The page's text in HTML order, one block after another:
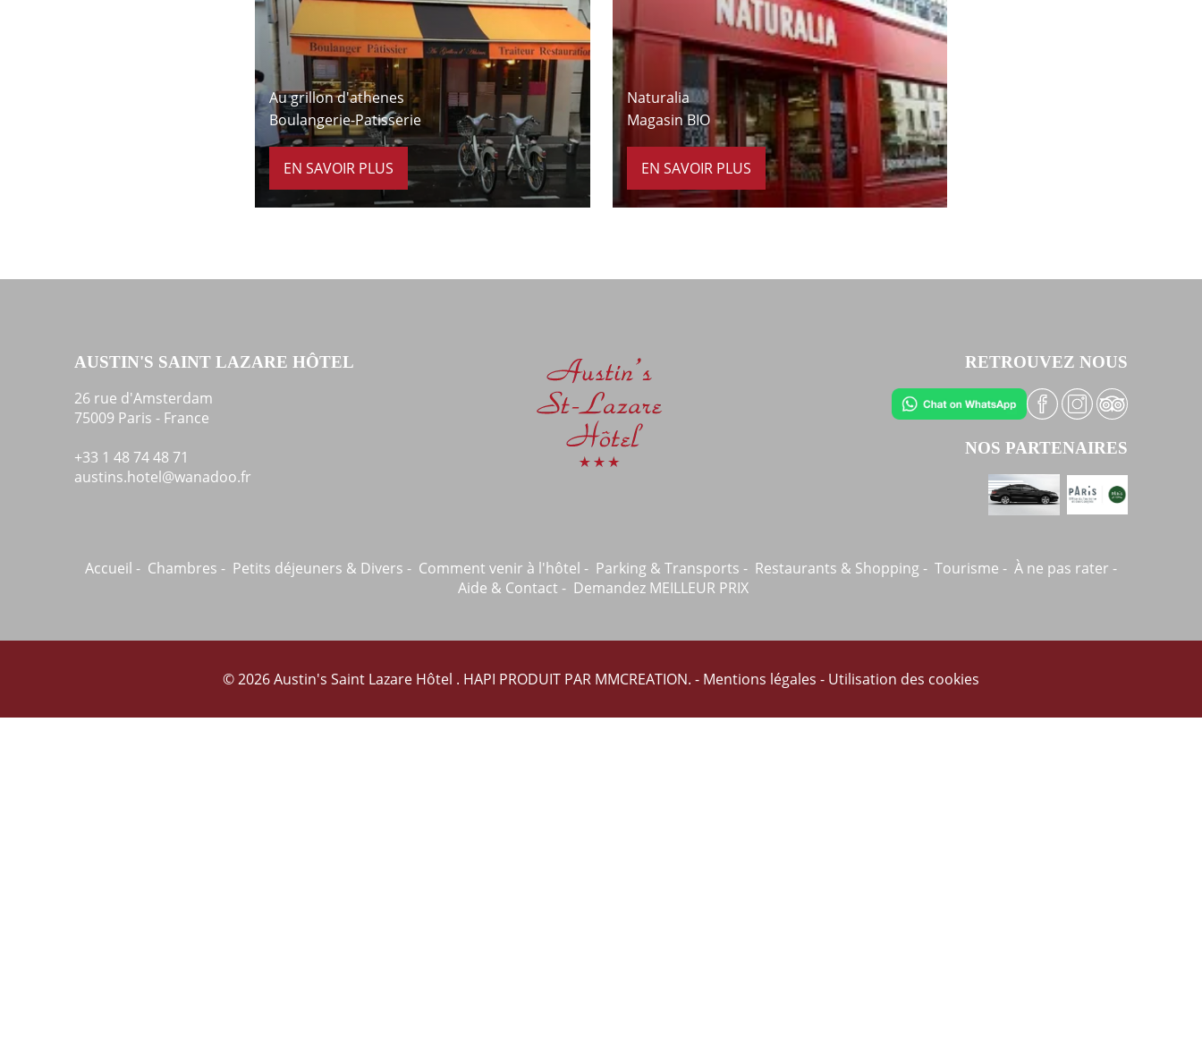
Au grillon d'athenes
Boulangerie-Patisserie
EN SAVOIR PLUS
Naturalia
Magasin BIO
EN SAVOIR PLUS
AUSTIN'S SAINT LAZARE HÔTEL
26 rue d'Amsterdam
75009 Paris - France
+33 1 48 74 48 71
austins.hotel@wanadoo.fr
RETROUVEZ NOUS
NOS PARTENAIRES
Accueil Chambres Petits déjeuners & Divers Comment venir à l'hôtel Parking & Transports Restaurants & Shopping Tourisme
À ne pas rater
Aide & Contact
Demandez MEILLEUR PRIX
© 2026 Austin's Saint Lazare Hôtel . HAPI PRODUIT PAR MMCREATION. - Mentions légales - Utilisation des cookies